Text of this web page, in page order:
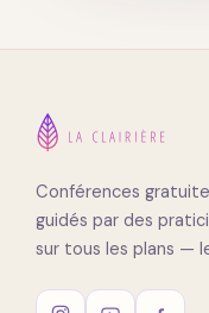
Conférences
guidés par des
sur tous les plans —